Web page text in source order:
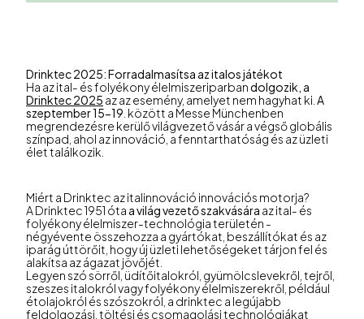
Drinktec 2025: Forradalmasítsa az italos játékot
Ha az ital- és folyékony élelmiszeriparbandolgozik, a
Drinktec 2025 az az esemény, amelyet nem hagyhat ki. A
szeptember 15-19 . között a Messe Münchenben
megrendezésre kerülő világvezető vásár a végső globális
színpad, ahol az innováció, a fenntarthatóság és az üzleti
élet találkozik.
Miért a Drinktec az italinnováció innovációs motorja?
A Drinktec 1951 óta a világ vezető szakvására az ital- és
folyékony élelmiszer-technológia területén -
négyévente összehozza a gyártókat, beszállítókat és az
iparág úttörőit, hogy új üzleti lehetőségeket tárjon fel és
alakítsa az ágazat jövőjét.
Legyen szó sörről, üdítőitalokról, gyümölcslevekről, tejről,
szeszes italokról vagy folyékony élelmiszerekről, például
étolajokról és szószokról, a drinktec a legújabb
feldolgozási, töltési és csomagolási technológiákat